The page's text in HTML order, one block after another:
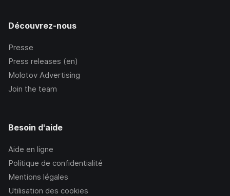
Découvrez-nous
Presse
Press releases (en)
Molotov Advertising
Join the team
Besoin d'aide
Aide en ligne
Politique de confidentialité
Mentions légales
Utilisation des cookies